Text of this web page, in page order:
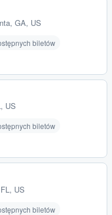
GA, US
biletów
US
biletów
US
biletów